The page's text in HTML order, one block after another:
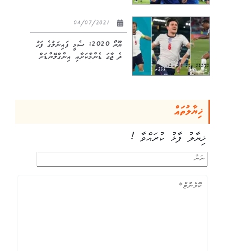
ޔޫރޯ 2020: ސެމީ ފައިނަލުގެ ފަހު
ދެ ޖާގަ ޑެންމާކަށާއި އިންގްލޭންޑަށް
ޚިޔާލުތައް
ޚިޔާލު ފާޅު ކުރައްވާ !